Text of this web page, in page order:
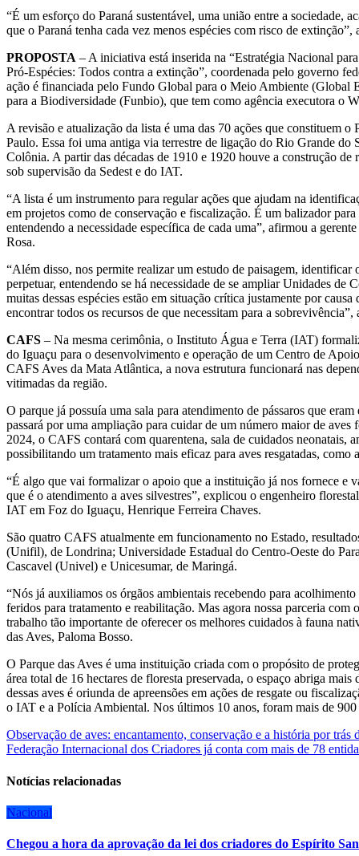
“É um esforço do Paraná sustentável, uma união entre a sociedade,
que o Paraná tenha cada vez menos espécies com risco de extinção”,
PROPOSTA – A iniciativa está inserida na “Estratégia Nacional
Pró-Espécies: Todos contra a extinção”, coordenada pelo governo
ação é financiada pelo Fundo Global para o Meio Ambiente
para a Biodiversidade (Funbio), que tem como agência executora o
A revisão e atualização da lista é uma das 70 ações que constituem
Paulo. Essa foi uma antiga via terrestre de ligação do Rio Grande
Colônia. A partir das décadas de 1910 e 1920 houve a construção
sob supervisão da Sedest e do IAT.
“A lista é um instrumento para regular ações que ajudam na
em projetos como de conservação e fiscalização. É um balizador
entendendo a necessidade específica de cada uma”, afirmou a
Rosa.
“Além disso, nos permite realizar um estudo de paisagem, identificar
perpetuar, entendendo se há necessidade de se ampliar Unidades
muitas dessas espécies estão em situação crítica justamente por
encontrar todos os recursos de que necessitam para a sobrevivência”,
CAFS – Na mesma cerimônia, o Instituto Água e Terra (IAT)
do Iguaçu para o desenvolvimento e operação de um Centro de
CAFS Aves da Mata Atlântica, a nova estrutura funcionará nas
vitimadas da região.
O parque já possuía uma sala para atendimento de pássaros que
passará por uma ampliação para cuidar de um número maior de
2024, o CAFS contará com quarentena, sala de cuidados neonatais,
possibilitando um tratamento mais eficaz para aves resgatadas, como
“É algo que vai formalizar o apoio que a instituição já nos fornece e
que é o atendimento a aves silvestres”, explicou o engenheiro
IAT em Foz do Iguaçu, Henrique Ferreira Chaves.
São quatro CAFS atualmente em funcionamento no Estado,
(Unifil), de Londrina; Universidade Estadual do Centro-Oeste do
Cascavel (Univel) e Unicesumar, de Maringá.
“Nós já auxiliamos os órgãos ambientais recebendo para
feridos para tratamento e reabilitação. Mas agora nossa parceria
trabalho tão importante de oferecer os melhores cuidados à fauna
das Aves, Paloma Bosso.
O Parque das Aves é uma instituição criada com o propósito de
área total de 16 hectares de floresta preservada, o espaço abriga
dessas aves é oriunda de apreensões em ações de resgate ou
o IAT e a Polícia Ambiental. Nos últimos 10 anos, foram mais de
Navegação
de
Post
Observação de aves: encantamento, conservação e a história por trás
Federação Internacional dos Criadores já conta com mais de 78
Notícias relacionadas
Nacional
Chegou a hora da aprovação da lei dos criadores do Espírito